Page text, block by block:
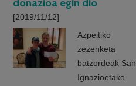
donazioa egin dio
[2019/11/12]
Azpeitiko
zezenketa
batzordeak San
Ignazioetako